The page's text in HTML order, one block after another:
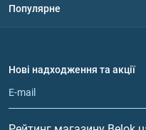
Політика конфіденційності
Обмін та повернення
Популярне
Протеїн
Гейнери
Вітаміни та мінерали
Нові надходження та акції